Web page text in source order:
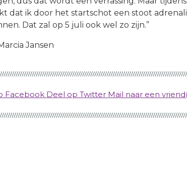
dat ik door het startschot een stoot
Dat zal op 5 juli ook wel zo zijn.”
Jansen
Facebook Deel op Twitter Mail naar een